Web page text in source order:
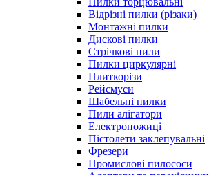
Відрізні пилки (різаки)
Монтажні пилки
Дискові пилки
Стрічкові пили
Пилки циркулярні
Плиткорізи
Рейсмуси
Шабельні пилки
Пили алігатори
Електроножиці
Пістолети заклепувальні
Фрезери
Промислові пилососи